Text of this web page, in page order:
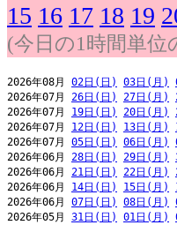
15 16 17 18 19
(今日の1時間単位
2026年08月 02日(日) 03日(月)
2026年07月 26日(日) 27日(月)
2026年07月 19日(日) 20日(月)
2026年07月 12日(日) 13日(月)
2026年07月 05日(日) 06日(月)
2026年06月 28日(日) 29日(月)
2026年06月 21日(日) 22日(月)
2026年06月 14日(日) 15日(月)
2026年06月 07日(日) 08日(月)
2026年05月 31日(日) 01日(月)